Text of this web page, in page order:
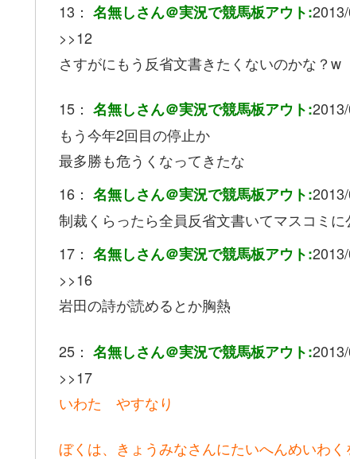
13： 名無しさん＠実況で競馬板アウト:
>>12
さすがにもう反省文書きたくないのかな？w
15： 名無しさん＠実況で競馬板アウト:
もう今年2回目の停止か
最多勝も危うくなってきたな
16： 名無しさん＠実況で競馬板アウト:
制裁くらったら全員反省文書いてマスコミ
17： 名無しさん＠実況で競馬板アウト:
>>16
岩田の詩が読めるとか胸熱
25： 名無しさん＠実況で競馬板アウト:
>>17
いわた やすなり
ぼくは、きょうみなさんにたいへんめいわく